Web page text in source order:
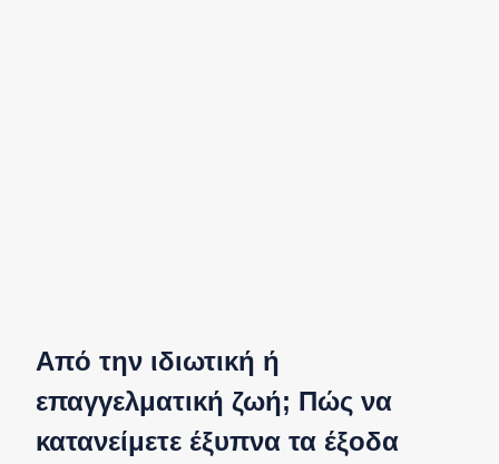
Από την ιδιωτική ή
επαγγελματική ζωή; Πώς να
κατανείμετε έξυπνα τα έξοδα